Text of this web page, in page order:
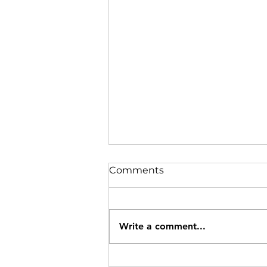
Comments
Write a comment...